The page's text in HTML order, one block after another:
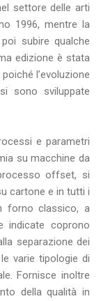
settore delle arti
1996, mentre la
subire qualche
edizione è stata
l’evoluzione
sono sviluppate
e parametri
su macchine da
offset, si
cartone e in tutti i
forno classico, a
indicate coprono
separazione dei
varie tipologie di
Fornisce inoltre
della qualità in